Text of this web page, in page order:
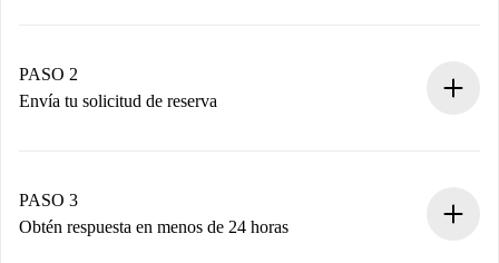
Tienes toda la información necesaria por adelantado.
PASO 2
Envía tu solicitud de reserva
propietario acepte.
PASO 3
Obtén respuesta en menos de 24 horas